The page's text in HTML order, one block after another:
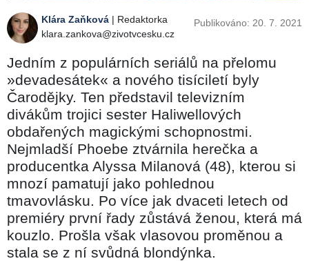
Klára Zaňková | Redaktorka
klara.zankova@zivotvcesku.cz
Publikováno: 20. 7. 2021
Jedním z populárních seriálů na přelomu
»devadesátek« a nového tisíciletí byly
Čarodějky. Ten představil televizním
divákům trojici sester Haliwellových
obdařených magickými schopnostmi.
Nejmladší Phoebe ztvárnila herečka a
producentka Alyssa Milanová (48), kterou si
mnozí pamatují jako pohlednou
tmavovlásku. Po více jak dvaceti letech od
premiéry první řady zůstává ženou, která má
kouzlo. Prošla však vlasovou proměnou a
stala se z ní svůdná blondýnka.